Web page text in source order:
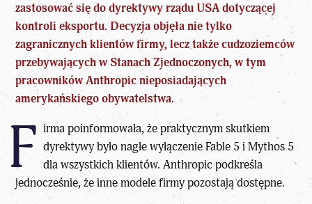
zastosować się do dyrektywy rządu USA dotyczącej
kontroli eksportu. Decyzja objęła nie tylko
zagranicznych klientów firmy, lecz także cudzoziemców
przebywających w Stanach Zjednoczonych, w tym
pracowników Anthropic nieposiadających
amerykańskiego obywatelstwa.
F irma poinformowała, że praktycznym skutkiem
dyrektywy było nagłe wyłączenie Fable 5 i Mythos 5
dla wszystkich klientów. Anthropic podkreśla
jednocześnie, że inne modele firmy pozostają dostępne.